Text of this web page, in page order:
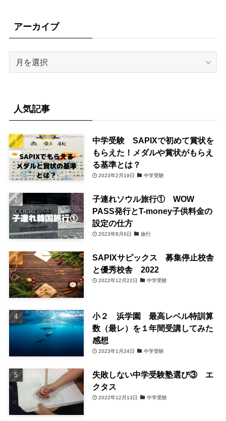
アーカイブ
人気記事
中学受験 SAPIXで初めて賞状を
もらえた！メダルや賞状がもらえ
る基準とは？
2023年2月19日 中学受験
子連れソウル旅行① WOW
PASS発行とT-money子供料金の
設定の仕方
2023年8月6日 旅行
SAPIXサピックス 募集停止校舎
と優秀校舎 2022
2022年12月22日 中学受験
小２ 浜学園 最高レベル特訓算
数（最レ）を１年間受講してみた
感想
2023年1月24日 中学受験
失敗しない中学受験塾選び③ エ
クタス
2022年12月13日 中学受験